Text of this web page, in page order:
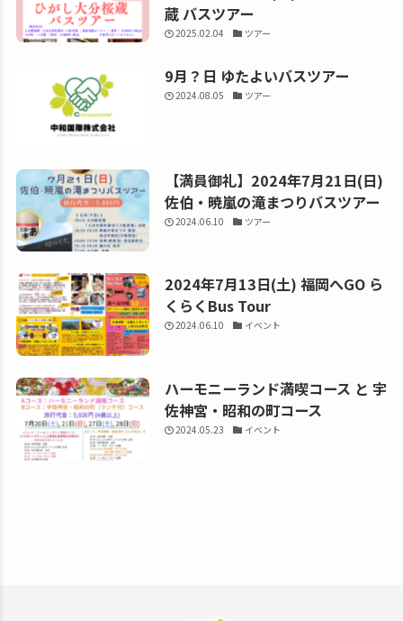
蔵 バスツアー
2025.02.04 ツアー
9月？日 ゆたよいバスツアー
2024.08.05 ツアー
【満員御礼】2024年7月21日(日)
佐伯・暁嵐の滝まつりバスツアー
2024.06.10 ツアー
2024年7月13日(土) 福岡へGO ら
くらくBus Tour
2024.06.10 イベント
ハーモニーランド満喫コース と 宇
佐神宮・昭和の町コース
2024.05.23 イベント